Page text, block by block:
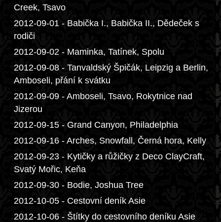
Creek, Tsavo
2012-09-01 - Babička I., Babička II., Dědeček s
rodiči
2012-09-02 - Maminka, Tatínek, Spolu
2012-09-08 - Tanvaldský Špičák, Leipzig a Berlin,
Amboseli, přání k svátku
2012-09-09 - Amboseli, Tsavo, Rokytnice nad
Jizerou
2012-09-15 - Grand Canyon, Philadelphia
2012-09-16 - Arches, Snowfall, Černá hora, Kelly
2012-09-23 - Kytičky a růžičky z Deco ClayCraft,
Svatý Mořic, Keňa
2012-09-30 - Bodie, Joshua Tree
2012-10-05 - Cestovní deník Asie
2012-10-06 - Štítky do cestovního deníku Asie